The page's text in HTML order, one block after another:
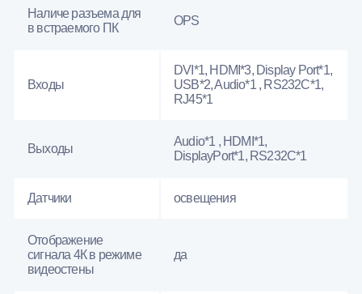
Наличе разъема для
в встраемого ПК
OPS
Входы
DVI*1, HDMI*3, Display Port*1,
USB*2, Audio*1 , RS232С*1,
RJ45*1
Выходы
Audio*1 , HDMI*1,
DisplayPort*1, RS232С*1
Датчики освещения
Отображение
сигнала 4К в режиме
видеостены
да